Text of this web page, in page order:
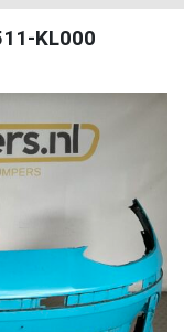
KL000